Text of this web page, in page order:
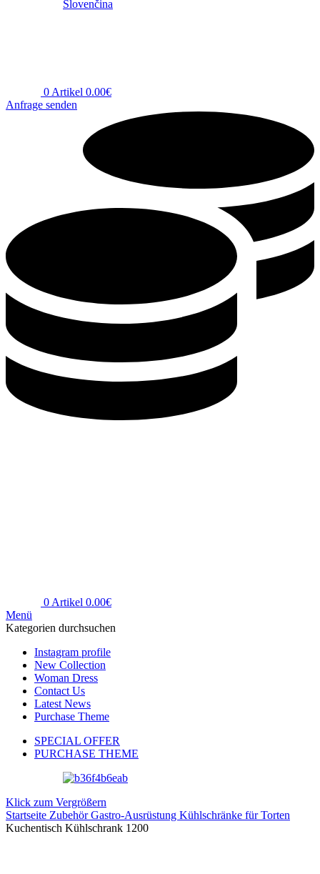
Slovenčina
0 Artikel 0.00€
Anfrage senden
0 Artikel 0.00€
Menü
Kategorien durchsuchen
Instagram profile
New Collection
Woman Dress
Contact Us
Latest News
Purchase Theme
SPECIAL OFFER
PURCHASE THEME
Klick zum Vergrößern
Startseite ZubehörGastro-Ausrüstung Kühlschränke für Torten
Kuchentisch Kühlschrank 1200